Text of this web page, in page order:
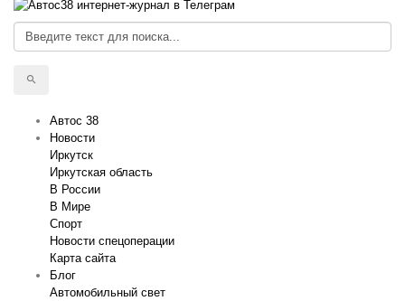
Автос 38
Новости
Иркутск
Иркутская область
В России
В Мире
Спорт
Новости спецоперации
Карта сайта
Блог
Автомобильный свет